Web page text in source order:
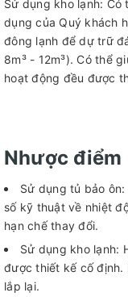
Sử dụng kho lạnh:
dụng của Quý khách
đông lạnh để dự trữ
8m³ - 12m³). Có thể
hoạt động đều được
Nhược điểm
Sử dụng tủ bảo
số kỹ thuật về nhiệt
hạn chế thay đổi.
Sử dụng kho lạnh:
được thiết kế cố định.
lắp lại.